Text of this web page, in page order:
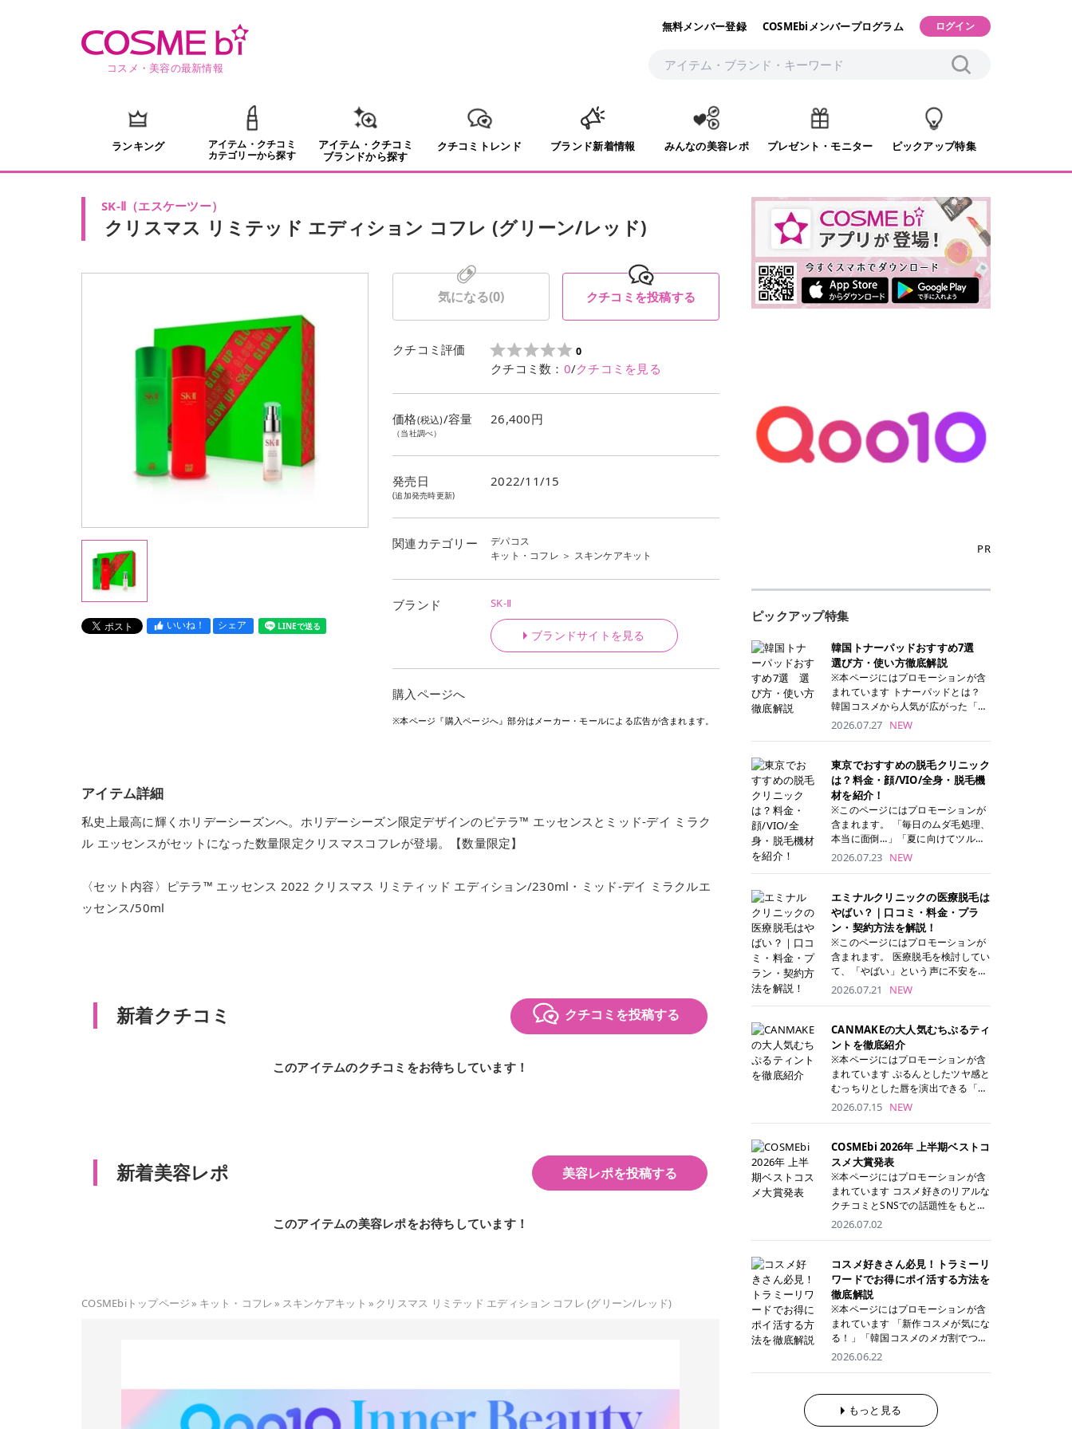
コスメ・美容の最新情報
無料メンバー登録 COSMEbiメンバープログラム ログイン
ランキング
アイテム・クチコミ
カテゴリーから探す
アイテム・クチコミ
ブランドから探す
クチコミトレンド ブランド新着情報 みんなの美容レポ プレゼント・モニター ピックアップ特集
SK-Ⅱ （エスケーツー）
クリスマス リミテッド エディション コフレ (グリーン/レッド)
いいね！ シェア LINEで送る
気になる(0) クチコミを投稿する
クチコミ評価 0
クチコミ数： 0/クチコミを見る
価格(税込)/容量
（当社調べ）
26,400円
発売日
(追加発売時更新)
2022/11/15
関連カテゴリー
デパコス
キット・コフレ ＞ スキンケアキット
ブランド SK-Ⅱ
ブランドサイトを見る
購入ページへ
※本ページ『購入ページへ』部分はメーカー・モールによる広告が含まれます。
アイテム詳細
私史上最高に輝くホリデーシーズンへ。ホリデーシーズン限定デザインのピテラ™ エッセンスとミッド-デイ ミラク
ル エッセンスがセットになった数量限定クリスマスコフレが登場。【数量限定】
〈セット内容〉ピテラ™ エッセンス 2022 クリスマス リミティッド エディション/230ml・ミッド-デイ ミラクルエ
ッセンス/50ml
新着クチコミ クチコミを投稿する
このアイテムのクチコミをお待ちしています！
新着美容レポ 美容レポを投稿する
このアイテムの美容レポをお待ちしています！
COSMEbiトップページ» キット・コフレ» スキンケアキット » クリスマス リミテッド エディション コフレ (グリーン/レッド)
PR
ピックアップ特集
韓国トナーパッドおすすめ7選
選び方・使い方徹底解説
※本ページにはプロモーションが含
まれています トナーパッドとは？
韓国コスメから人気が広がった「ト
ナーパッド」は、化粧水や美容液を
トナーパッドは洗顔後に肌をやさし
く拭き取ることで、古い角質や余分
な皮脂汚れをオフしながら、うるお
いを与えられるのが特徴✨ さらに、
気になる部分には数分のせて部分用
パックとしても使用できるため、1
両方を叶えられます。 韓国コスメブ
ランドを中心に人気を集めていまし
たが、現在では日本でも定番のスキ
ンケアアイテムとして幅広い世代に
愛用されています。 トナーパッドの
特徴 トナーパッドと拭き取り化粧水
の違い 「トナーパッド」と「拭き取
り化粧水」はどちらも洗顔後に使用
するスキンケアアイテムですが、使
い方や特徴に違いがあります。 トナ
ーパッドは、化粧水があらかじめパ
ッドに含まれているため、コットン
を用意する手間がなく、忙しい朝で
もサッと使えるのが魅力です。 ま
た、保湿成分を豊富に配合した商品
が多く、拭き取り後にそのまま部分
用パックとして使えるトナーパッド
も増えています。 一方、拭き取り化
粧水は液体タイプのため、コットン
整しやすく、お気に入りの化粧水を
使いたい方やコストを抑えて続けた
い方にもおすすめです。 トナーパッ
ドのメリット トナーパッドは、角質
ケア・保湿ケア・部分用パックまで
1枚で行える便利なスキンケアアイ
テムです。 ここでは、トナーパッド
す。 古い角質や皮脂汚れをやさしく
オフ トナーパッドを使用すること
で、洗顔だけでは落としきれない古
い角質や余分な皮脂汚れをやさしく
拭き取り、なめらかな肌へ整えま
す。 保湿ケアまで1枚でできる 保湿
成分を配合したトナーパッドなら、
ケアにもぴったりです。 部分パック
としても使える 多くのトナーパッド
は、乾燥が気になる頬や額、小鼻な
2026.07.27 NEW
東京でおすすめの脱毛クリニック
は？料金・顔/VIO/全身・脱毛機
材を紹介！
※このページにはプロモーションが
含まれます。 「毎日のムダ毛処理、
本当に面倒…」「夏に向けてツルツ
ル肌になりたい！」 そう思って東京
べばいいの？と迷ってしまいますよ
ね。 この記事では、医療脱毛の基本
から、東京で特に通いやすいフレイ
アクリニック・レジーナクリニッ
ク・エミナルクリニック・リゼクリ
ニックの4院について、分かりやす
リニックを見つけて、面倒な自己処
理から卒業しちゃいましょう♪ クリ
ニック 全身＋VIO 全身＋VIO＋顔 特
徴 脱毛器 詳細 フレイアクリニック
52,800円(税込)/5回 94,600円(税
込)/5回 肌への負担に配慮しなが
ら、コストパフォーマンスも重視し
たい方に！ メディオスターモノリス
メディオスターNeXT PRO 公式サイ
ト> レジーナクリニック 52,800円
(税込)/5回 99,000円(税込)/5回 ジェ
ントルシリーズを選べるため、脱毛
機にこだわりたい方におすすめ！ ジ
ェントルマックスプロ ジェントルマ
ックスプロプラス ジェントルレーズ
プロ ソプラノチタニウム 公式サイ
ト> エミナルクリニック 49,500円
(税込)/6回 93,500円(税込)/6回 エミ
定！月々払いも安くて通いやすい ク
リスタルプロ 公式サイト> リゼクリ
ニック 109,800円(税込)/5回 144,80
0円(税込)/5回 毛質に合わせて脱毛
機を選択可能！有効期限も5年と長
くマイペースに通いやすい ラシャ
メディオスターNeXT PRO ジェント
ルYAGプロ 公式サイト> ｜そもそも
うの？ 脱毛を考えたときに、まず悩
むのが「医療脱毛とエステ脱毛、ど
2026.07.23 NEW
エミナルクリニックの医療脱毛は
やばい？｜口コミ・料金・プラ
ン・契約方法を解説！
※このページにはプロモーションが
含まれます。 医療脱毛を検討してい
て、「やばい」という声に不安を抱
える方も多いのではないでしょう
体系をはじめ、学生や友人同士でお
得になる割引キャンペーン、無料カ
ウンセリングから施術までの具体的
なステップを分かりやすく解説しま
す。 これから手軽に全身医療脱毛を
後までチェックして、ご自身にぴっ
ください！ クリニック 全身＋VIO
全身＋VIO＋顔 特徴 脱毛器 詳細 フ
レイアクリニック 52,800円(税込)/5
回 94,600円(税込)/5回 肌への負担
に配慮しながら、コストパフォーマ
ンスも重視したい方に！ メディオス
ターモノリス メディオスターNeXT
PRO 公式サイト> レジーナクリニッ
ク 52,800円(税込)/5回 99,000円(税
込)/5回 ジェントルシリーズを選べ
るため、脱毛機にこだわりたい方に
おすすめ！ ジェントルマックスプロ
ジェントルマックスプロプラス ジェ
ントルレーズプロ ソプラノチタニウ
ム 公式サイト> エミナルクリニック
49,500円(税込)/6回 93,500円(税
込)/6回 エミナルクリニックの始め
通いやすい クリスタルプロ 公式サ
イト> リゼクリニック 109,800円(税
2026.07.21 NEW
CANMAKEの大人気むちぷるティ
ントを徹底紹介
※本ページにはプロモーションが含
まれています ぷるんとしたツヤ感と
むっちりとした唇を演出できる「C
ANMAKE（キャンメイク）むちぷる
湿ケアも叶えられることから、SNS
でも話題の人気リップです。 「自分
にはどのカラーが似合う？」「イエ
ベ・ブルベ別のおすすめは？」と気
になっている方も多いのではないで
とともにご紹介！それぞれの色味や
なメイクに合うのかまで詳しく解説
します✨ ※メイクアップ効果による
CANMAKE むちぷるティントとは？
CANMAKE むちぷるティントは、テ
ィント・プランパー・保湿ケアを1
本で叶えるリップです。 するすると
塗れるなめらかなテクスチャーで、
縦ジワをカバーしながら、むっちり
としたツヤのある唇を演出します。
るため、乾燥しにくくデイリー使い
にもぴったり！ アイテム詳細を見る
2026.07.15 NEW
COSMEbi 2026年 上半期ベストコ
スメ大賞発表
※本ページにはプロモーションが含
まれています コスメ好きのリアルな
クチコミとSNSでの話題性をもとに
選出された、COSMEbi 2026年上半
た名品たちを、カテゴリ別にご紹介
します。 本記事では、2025年11月
～2026年4月までの半年間におい
て、COSMEbi内でのクチコミとSN
Sでの話題性を元に選出されたコス
メやスキンケアなどの化粧品を「総
国コスメ」に分けて1位～3位までを
ランキング形式で発表！ 2026年上
半期 総合大賞 AMUSE（アミュー
ズ）「 ジェルフィットグロス」 👑
「ジェルフィットグロス」の特徴 唇
2026.07.02
コスメ好きさん必見！トラミーリ
ワードでお得にポイ活する方法を
徹底解説
※本ページにはプロモーションが含
まれています 「新作コスメが気にな
る！」「韓国コスメのメガ割でつい
買いすぎてしまう……」 そんな美容
を少し工夫するだけでポイントを貯
められるため、コスメやスキンケア
にかかる費用を少しでも抑えたい方
2026.06.22
もっと見る